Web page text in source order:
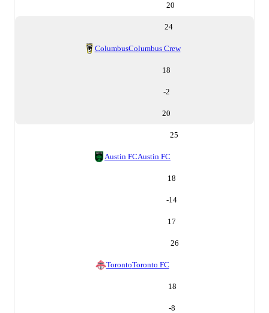
20
24
ColumbusColumbus Crew
18
-2
20
25
Austin FCAustin FC
18
-14
17
26
TorontoToronto FC
18
-8